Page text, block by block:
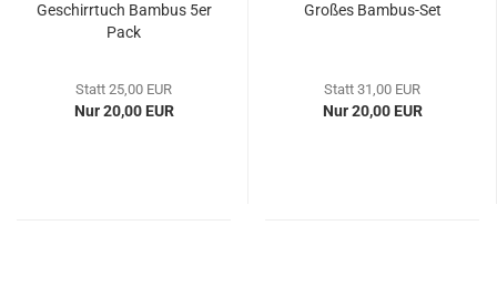
Geschirrtuch Bambus 5er
Pack
Statt 25,00 EUR
Nur 20,00 EUR
Großes Bambus-Set
Statt 31,00 EUR
Nur 20,00 EUR